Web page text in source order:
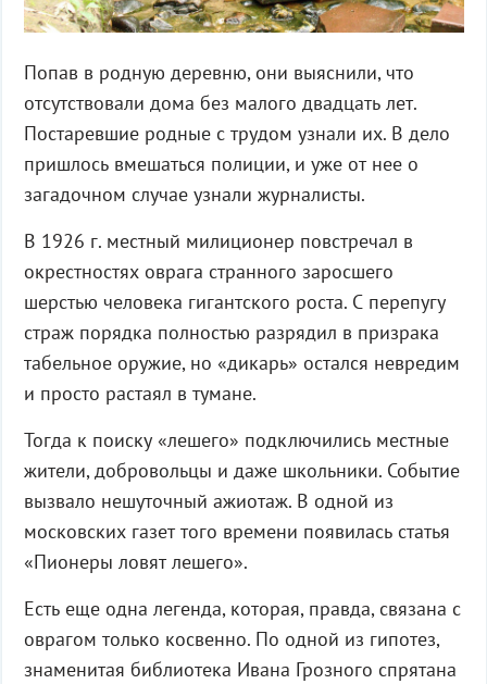
Попав в родную деревню, они выяснили, что
отсутствовали дома без малого двадцать лет.
Постаревшие родные с трудом узнали их. В дело
пришлось вмешаться полиции, и уже от нее о
загадочном случае узнали журналисты.
В 1926 г. местный милиционер повстречал в
окрестностях оврага странного заросшего
шерстью человека гигантского роста. С перепугу
страж порядка полностью разрядил в призрака
табельное оружие, но «дикарь» остался невредим
и просто растаял в тумане.
Тогда к поиску «лешего» подключились местные
жители, добровольцы и даже школьники. Событие
вызвало нешуточный ажиотаж. В одной из
московских газет того времени появилась статья
«Пионеры ловят лешего».
Есть еще одна легенда, которая, правда, связана с
оврагом только косвенно. По одной из гипотез,
знаменитая библиотека Ивана Грозного спрятана